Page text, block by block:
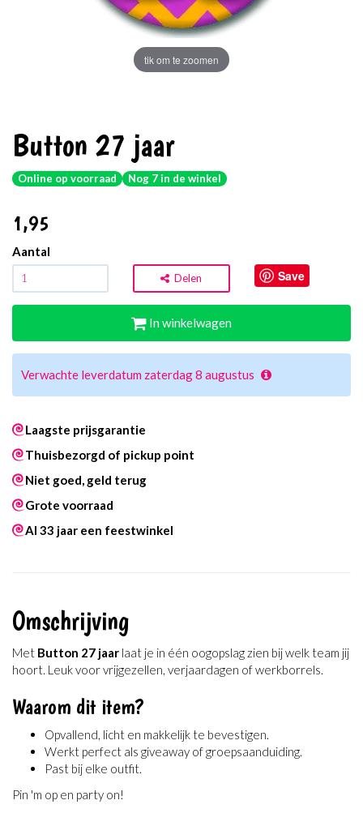
tik om te zoomen
Button 27 jaar
Online op voorraad Nog 7 in de winkel
1,95
Aantal
Delen Save
In winkelwagen
Verwachte leverdatum zaterdag 8 augustus
Laagste prijsgarantie
Thuisbezorgd of pickup point
Niet goed, geld terug
Grote voorraad
Al 33 jaar een feestwinkel
Omschrijving
Met Button 27 jaar laat je in één oogopslag zien bij welk team jij
hoort. Leuk voor vrijgezellen, verjaardagen of werkborrels.
Waarom dit item?
Opvallend, licht en makkelijk te bevestigen.
Werkt perfect als giveaway of groepsaanduiding.
Past bij elke outfit.
Pin 'm op en party on!